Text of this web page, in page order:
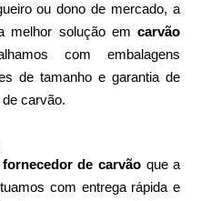
ou dono de mercado, a
melhor solução emcarvão
com embalagens
de tamanho e garantia de
carvão.
fornecedor de carvão que a
com entrega rápida e